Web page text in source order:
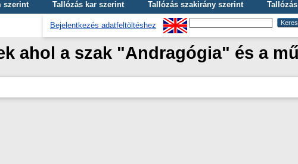
szerint Tallózás kar szerint Tallózás szakirány szerint
szerint Bejelentkezés adatfeltöltéshez
ahol a szak "Andragógia" és a